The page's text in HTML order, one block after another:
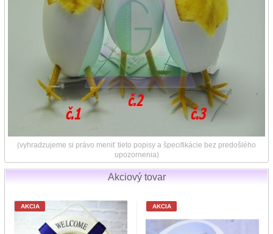
(vyhradzujeme si právo meniť tieto popisy a špecifikácie bez predošlého
upozornenia)
Akciový tovar
AKCIA AKCIA